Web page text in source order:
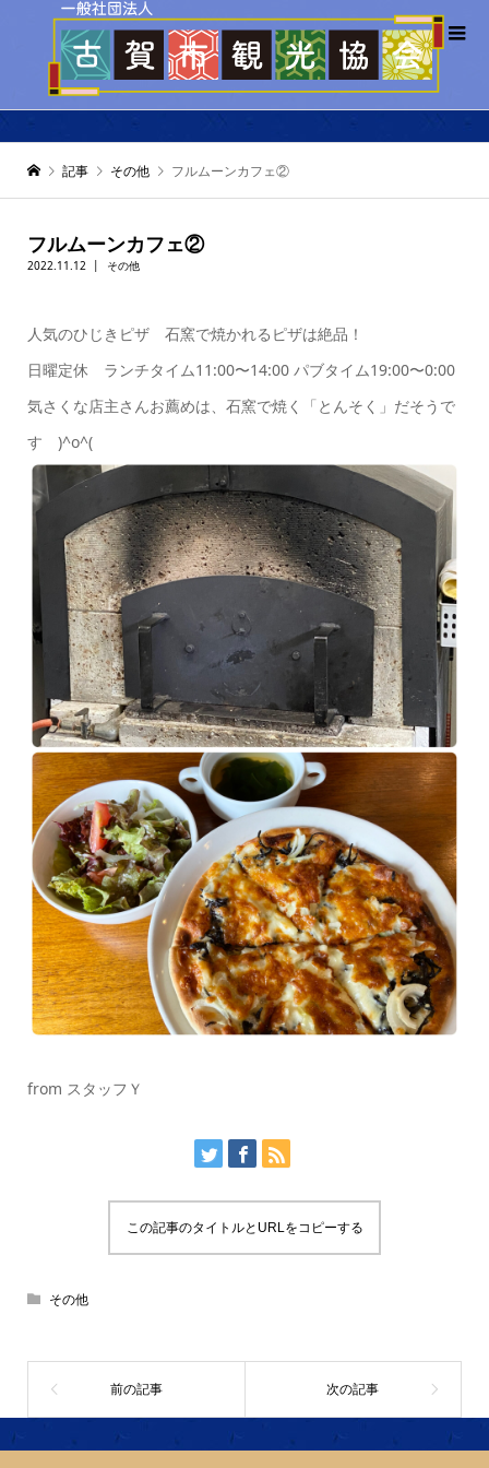
記事 その他 フルムーンカフェ②
フルムーンカフェ②
2022.11.12 その他
人気のひじきピザ 石窯で焼かれるピザは絶品！
日曜定休 ランチタイム11:00〜14:00 パブタイム19:00〜0:00
気さくな店主さんお薦めは、石窯で焼く「とんそく」だそうで
す )^o^(
from スタッフＹ
この記事のタイトルとURLをコピーする
その他